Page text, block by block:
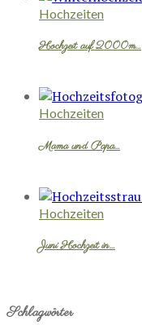
Hochzeiten
Hochzeit auf 2000m…
Hochzeiten
Mama und Papa…
Hochzeiten
Juni Hochzeit in…
Schlagwörter